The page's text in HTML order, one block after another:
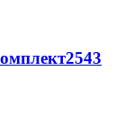
2543